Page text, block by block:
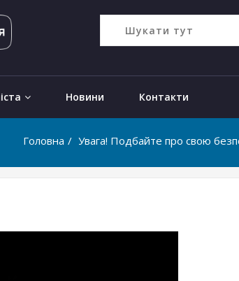
Новини Контакти
Головна Увага! Подбайте про свою